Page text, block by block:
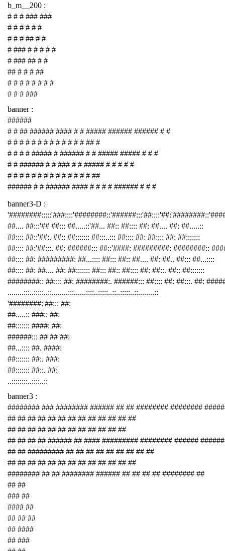
b_m__200 :
# # # ### ###
# # # # # #
# # # ## # #
# ### # # # # #
# ### ## # #
## # # # ##
# # # # # # # #
# # # ###
banner :
######
# # ## ###### #### # # ##### ###### ###### # #
# # # # # # # # # # # # # ## #
# # # # ##### # ###### # # ##### ##### # # #
# # ###### # # ### # # ##### # # # # #
# # # # # # # # # # # # # # ##
###### # # ###### #### # # # # ###### # # #
banner3-D :
##.... ##:::'## ##::: ##.....::'##... ##:: ##:::: ##: ##.... ##: ##.....::
##:::: ##::'##:. ##:: ##::::::: ##:::..::: ##:::: ##: ##:::: ##: ##:::::::
##:::: ##:'##:::. ##: ######::: ##::'####: #########: ########::
##:::: ##: #########: ##...:::: ##::: ##:: ##.... ##: ##.. ##::: ##...::::
##:::: ##: ##.... ##: ##::::::: ##::: ##:: ##:::: ##: ##::. ##:: ##:::::::
########:: ##:::: ##: ########:. ######::: ##:::: ##: ##:::. ##:
........:::..:::::..::........:::......::::..:::::..::..:::::..::........::
'########:'##::: ##:
##.....:: ###:: ##:
##::::::: ####: ##:
######::: ## ## ##:
##...:::: ##. ####:
##::::::: ##:. ###:
##::::::: ##::. ##:
..::::::::..::::..::
banner3 :
######## ### ######## ###### ## ## ######## ########
## ## ## ## ## ## ## ## ## ## ## ## ##
## ## ## ## ## ## ## ## ## ## ## ##
## ## ## ## ###### ## #### ######### ######## ###### ######
## ## ######### ## ## ## ## ## ## ## ## ##
## ## ## ## ## ## ## ## ## ## ## ## ##
######## ## ## ######## ###### ## ## ## ## ######## ##
## ##
### ##
#### ##
## ## ##
## ####
## ###